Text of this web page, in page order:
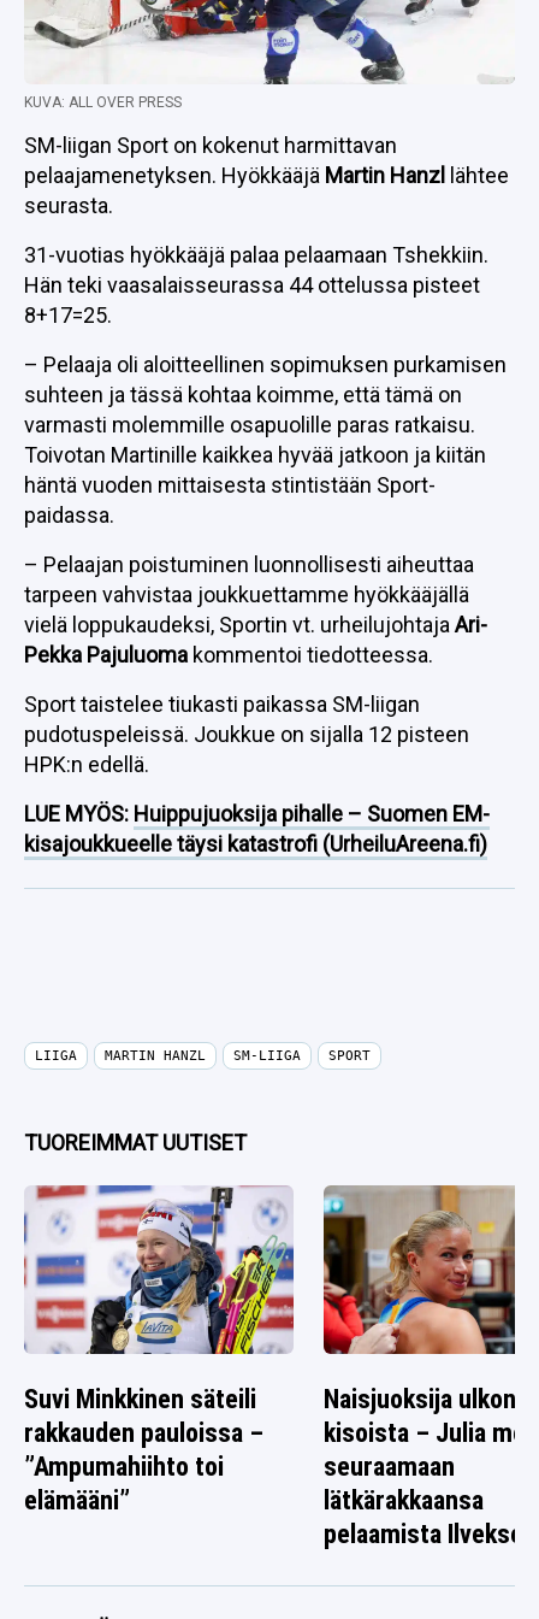
KUVA: ALL OVER PRESS
SM-liigan Sport on kokenut harmittavan
pelaajamenetyksen. Hyökkääjä Martin Hanzl
lähtee
seurasta.
31-vuotias hyökkääjä palaa pelaamaan Tshekkiin.
Hän teki vaasalaisseurassa 44 ottelussa pisteet
8+17=25.
– Pelaaja oli aloitteellinen sopimuksen purkamisen
suhteen ja tässä kohtaa koimme, että tämä on
varmasti molemmille osapuolille paras ratkaisu.
Toivotan Martinille kaikkea hyvää jatkoon ja kiitän
häntä vuoden mittaisesta stintistään Sport-
paidassa.
– Pelaajan poistuminen luonnollisesti aiheuttaa
tarpeen vahvistaa joukkuettamme hyökkääjällä
vielä loppukaudeksi, Sportin vt. urheilujohtaja Ari-
Pekka Pajuluoma kommentoi tiedotteessa.
Sport taistelee tiukasti paikassa SM-liigan
pudotuspeleissä. Joukkue on sijalla 12 pisteen
HPK:n edellä.
LUE MYÖS: Huippujuoksija pihalle – Suomen EM-
kisajoukkueelle täysi katastrofi (UrheiluAreena.fi)
LIIGA MARTIN HANZL SM-LIIGA SPORT
TUOREIMMAT UUTISET
Suvi Minkkinen säteili
rakkauden pauloissa –
”Ampumahiihto toi
elämääni”
Naisjuoksija ulkona
kisoista – Julia
seuraamaan
lätkärakkaansa
pelaamista